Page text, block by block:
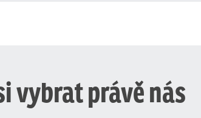
vybrat právě nás